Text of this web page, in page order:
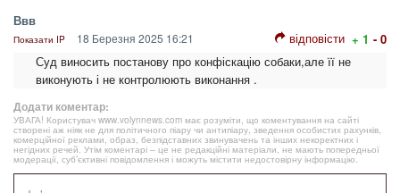
Ввв
Показати IP 18 Березня 2025 16:21 відповісти + 1 - 0
Суд виносить постанову про конфіскацію собаки,але її не
виконують і не контролюють виконання .
Додати коментар:
УВАГА! Користувач www.volynnews.com має розуміти, що коментування на сайті
створені аж ніяк не для політичного піару чи антипіару, зведення особистих рахунків,
комерційної реклами, образ, безпідставних звинувачень та інших некоректних і
негідних речей. Утім коментарі – це не редакційні матеріали, не мають попередньої
модерації, суб’єктивні повідомлення і можуть містити недостовірну інформацію.